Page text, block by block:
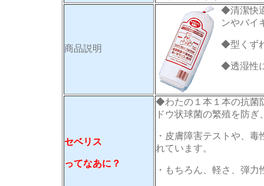
商品説明
◆清潔快
ンやバイ
◆型くず
◆透湿性
セベリス
ってなあに？
◆わたの１本１本の抗菌
ドウ状球菌の繁殖を防
・皮膚障害テストや、
れています。
・もちろん、軽さ、弾